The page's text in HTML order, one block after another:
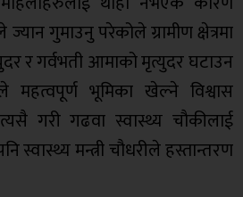
गुमाउनु परेकोले ग्रामीण क्षेत्रमा
र गर्वभती आमाको मृत्युदर घटाउन
महत्वपूर्ण भूमिका खेल्ने विश्वास
गरी गढवा स्वास्थ्य चौकीलाई
स्वास्थ्य मन्त्री चौधरीले हस्तान्तरण